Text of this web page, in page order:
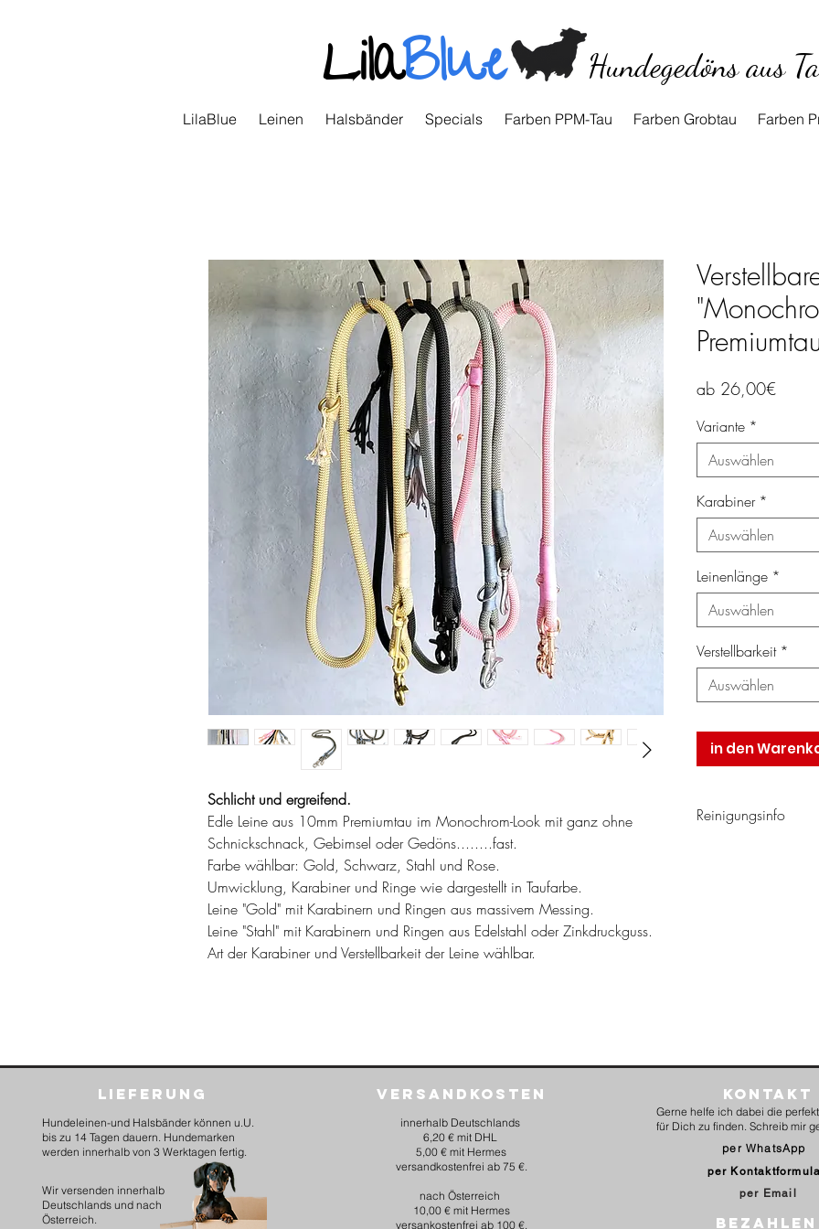
LilaBlue Hundegedöns aus
LilaBlue Leinen Halsbänder Specials Farben PPM-Tau Farben Grobtau Farben
Schlicht und ergreifend.
Edle Leine aus 10mm Premiumtau im Monochrom-Look mit ganz ohne
Schnickschnack, Gebimsel oder Gedöns........fast.
Farbe wählbar: Gold, Schwarz, Stahl und Rose.
Umwicklung, Karabiner und Ringe wie dargestellt in Taufarbe.
Leine "Gold" mit Karabinern und Ringen aus massivem Messing.
Leine "Stahl" mit Karabinern und Ringen aus Edelstahl oder Zinkdruckguss.
Art der Karabiner und Verstellbarkeit der Leine wählbar.
ab 26,00€Sale-
Variante *
Auswählen
Karabiner *
Auswählen
Leinenlänge *
Auswählen
Verstellbarkeit *
Auswählen
in den
Reinigungsinfo
Lieferung
Hundeleinen-und Halsbänder können u.U.
bis zu 14 Tagen dauern. Hundemarken
werden innerhalb von 3 Werktagen fertig.
​Wir versenden innerhalb
Deutschlands und nach
Österreich.
Versandkosten
innerhalb Deutschlands
6,20 € mit DHL
5,00 € mit Hermes
versandkostenfrei ab 75 €.
nach Österreich
10,00 € mit Hermes
versankostenfrei ab 100 €.
Kontakt
Gerne helfe ich dabei die
für Dich zu finden. Schreib mir
per WhatsApp
per Email
per
BEZAHLEN